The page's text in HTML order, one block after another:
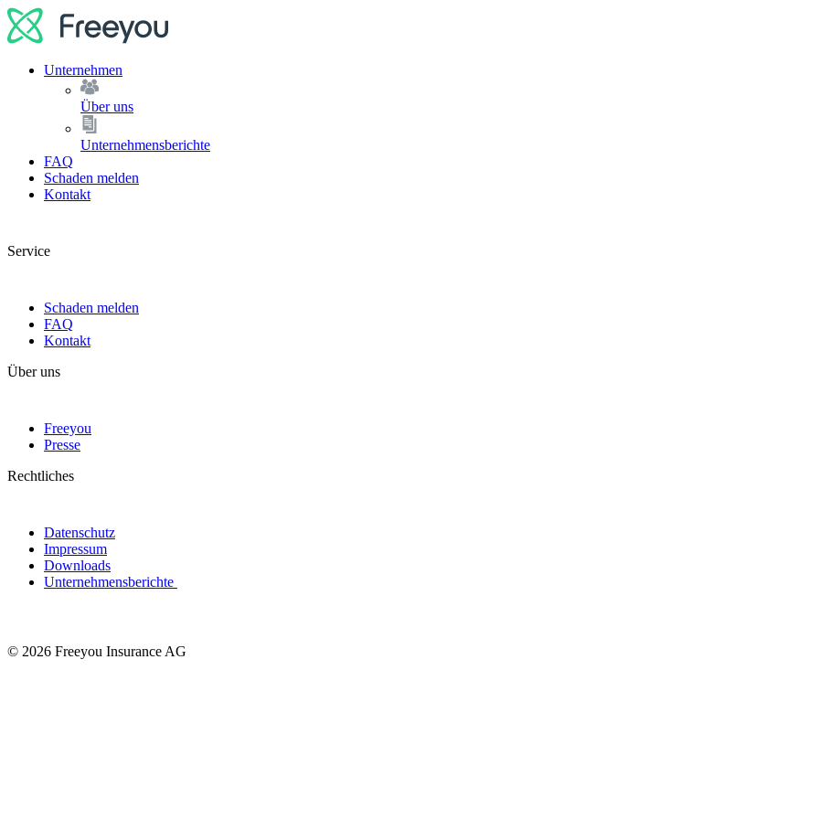
Unternehmen
Über uns
Unternehmensberichte
FAQ
Schaden melden
Kontakt
Service
Schaden melden
FAQ
Kontakt
Über uns
Freeyou
Presse
Rechtliches
Datenschutz
Impressum
Downloads
Unternehmensberichte
© 2026 Freeyou Insurance AG